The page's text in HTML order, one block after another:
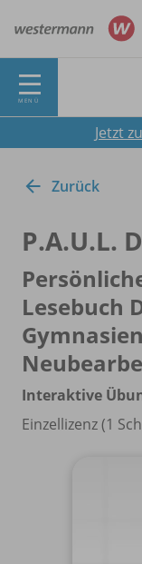
MENÜ
Jetzt
Zurück
P.A.U.L.
Lesebuch
Interaktive
Einzellizenz (1